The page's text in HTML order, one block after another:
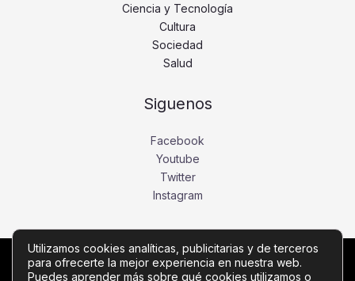
Ciencia y Tecnología
Cultura
Sociedad
Salud
Siguenos
Facebook
Youtube
Twitter
Instagram
Copyright © Todos los derechos reservados -
Utilizamos cookies analíticas, publicitarias y de terceros
para ofrecerte la mejor experiencia en nuestra web.
Puedes aprender más sobre qué cookies utilizamos o